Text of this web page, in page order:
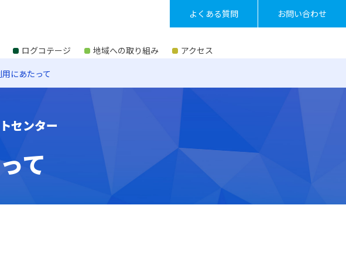
用にあたって
ログコテージ 地域への取り組み アクセス
よくある質問 お問い合わせ
センター
て